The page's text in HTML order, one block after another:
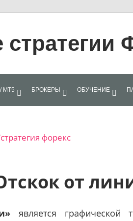
МТ5 БРОКЕРЫ ОБУЧЕНИЕ
форекс
от
является графической